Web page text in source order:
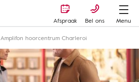
Afspraak Bel ons
Menu
Amplifon hoorcentrum Charleroi